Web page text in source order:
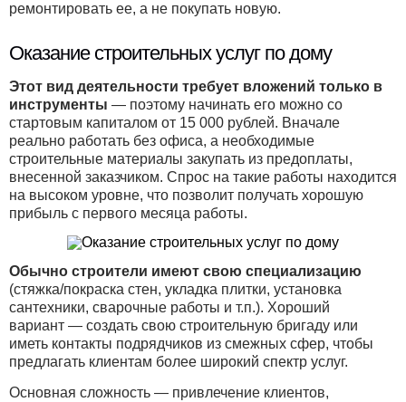
ремонтировать ее, а не покупать новую.
Оказание строительных услуг по дому
Этот вид деятельности требует вложений только в
инструменты — поэтому начинать его можно со
стартовым капиталом от 15 000 рублей. Вначале
реально работать без офиса, а необходимые
строительные материалы закупать из предоплаты,
внесенной заказчиком. Спрос на такие работы находится
на высоком уровне, что позволит получать хорошую
прибыль с первого месяца работы.
Обычно строители имеют свою специализацию
(стяжка/покраска стен, укладка плитки, установка
сантехники, сварочные работы и т.п.). Хороший
вариант — создать свою строительную бригаду или
иметь контакты подрядчиков из смежных сфер, чтобы
предлагать клиентам более широкий спектр услуг.
Основная сложность — привлечение клиентов,